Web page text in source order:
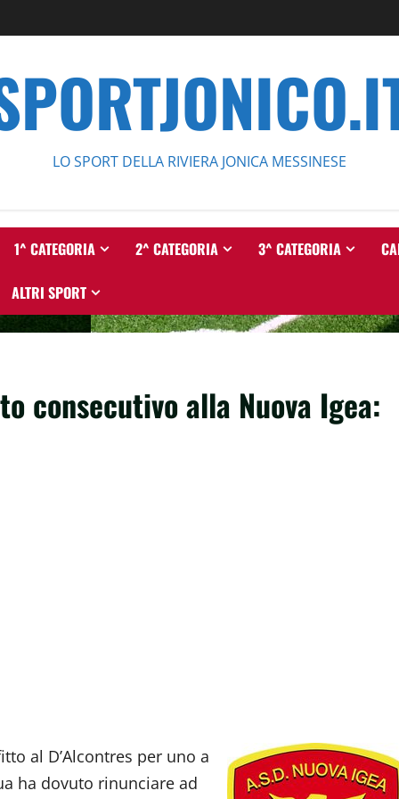
LO SPORT DELLA RIVIERA JONICA MESSINESE
1^ CATEGORIA 2^ CATEGORIA 3^ CATEGORIA
ALTRI SPORT
consecutivo alla Nuova Igea:
al D’Alcontres per uno a
ha dovuto rinunciare ad